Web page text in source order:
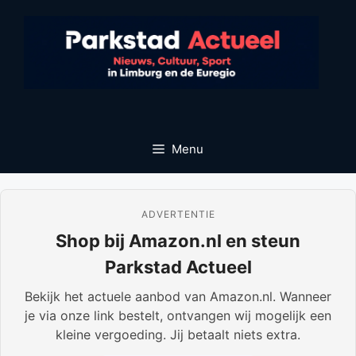
Menu
ADVERTENTIE
Shop bij Amazon.nl en steun
Parkstad Actueel
Bekijk het actuele aanbod van Amazon.nl. Wanneer
je via onze link bestelt, ontvangen wij mogelijk een
kleine vergoeding. Jij betaalt niets extra.